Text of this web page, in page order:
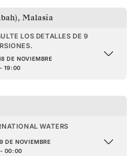
, Malasia
LOS DETALLES DE 9
DE NOVIEMBRE
19:00
WATERS
DE NOVIEMBRE
00:00